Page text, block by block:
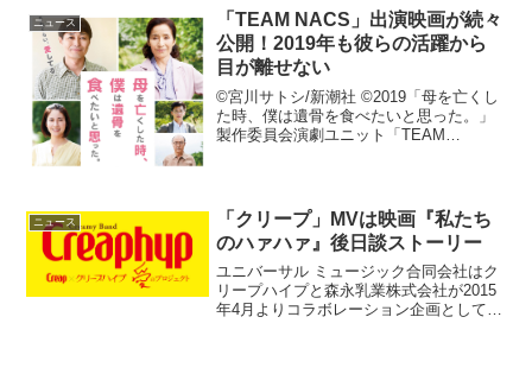
スト発表数日間の行方不明の後、不仲だ
った夫がまるで別人のよう...
ニュース
「TEAM NACS」出演映画が続々
公開！2019年も彼らの活躍から
目が離せない
©宮川サトシ/新潮社 ©2019「母を亡くし
た時、僕は遺骨を食べたいと思った。」
製作委員会演劇ユニット「TEAM
ニュース
「クリープ」MVは映画『私たち
のハァハァ』後日談ストーリー
ユニバーサル ミュージック合同会社はク
リープハイプと森永乳業株式会社が2015
年4月よりコラボレーション企画として展